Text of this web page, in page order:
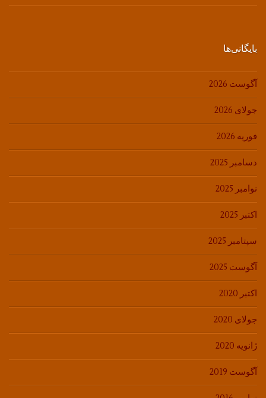
بایگانی‌ها
آگوست 2026
جولای 2026
فوریه 2026
دسامبر 2025
نوامبر 2025
اکتبر 2025
سپتامبر 2025
آگوست 2025
اکتبر 2020
جولای 2020
ژانویه 2020
آگوست 2019